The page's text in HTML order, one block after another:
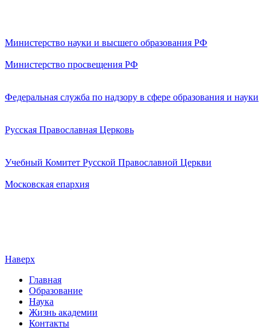
Министерство науки и высшего образования РФ
Министерство просвещения РФ
Федеральная служба по надзору в сфере образования и науки
Русская Православная Церковь
Учебный Комитет Русской Православной Церкви
Московская епархия
Наверх
Главная
Образование
Наука
Жизнь академии
Контакты